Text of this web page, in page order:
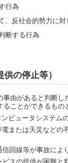
行為
、反社会的勢力に
断する行為
の停止等）
事由があると判断
ことができるもの
ピュータシステム
または天災などの
回線等が事故によ
スの提供が困難と